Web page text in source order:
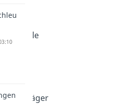
Mobile